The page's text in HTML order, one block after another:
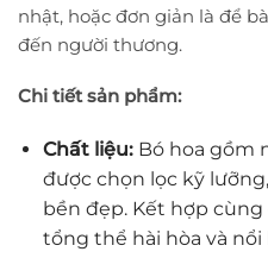
nhật, hoặc đơn giản là để
đến người thương.
Chi tiết sản phẩm:
Chất liệu:Bó hoa gồm
được chọn lọc kỹ
bền đẹp. Kết hợp cùng
tổng thể hài hòa và nổi